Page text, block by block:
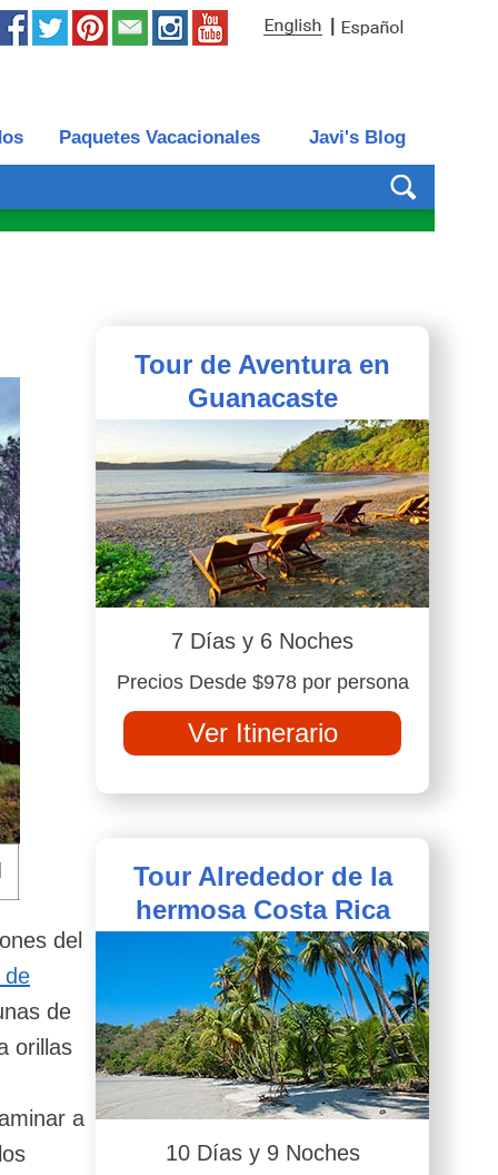
Paquetes Vacacionales Javi's Blog
del
de
de
orillas
a
Tour de Aventura en
Guanacaste
7 Días y 6 Noches
Precios Desde $978 por persona
Ver Itinerario
Tour Alrededor de la
hermosa Costa Rica
10 Días y 9 Noches